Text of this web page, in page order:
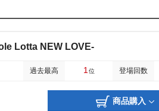
Lotta NEW LOVE-
過去最高 1 位 登場回数
商品購入